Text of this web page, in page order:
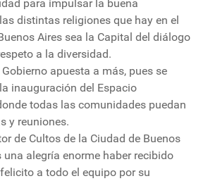
para impulsar la buena
distintas religiones que hay en el
Aires sea la Capital del diálogo
a la diversidad.
apuesta a más, pues se
inauguración del Espacio
todas las comunidades puedan
y reuniones.
de Cultos de la Ciudad de Buenos
una alegría enorme haber recibido
a todo el equipo por su